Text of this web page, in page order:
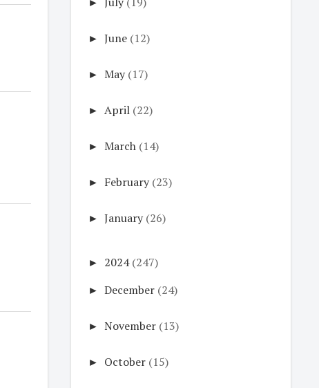
► June (12)
► May (17)
► April (22)
► March (14)
► February (23)
► January (26)
► 2024 (247)
► December (24)
► November (13)
► October (15)